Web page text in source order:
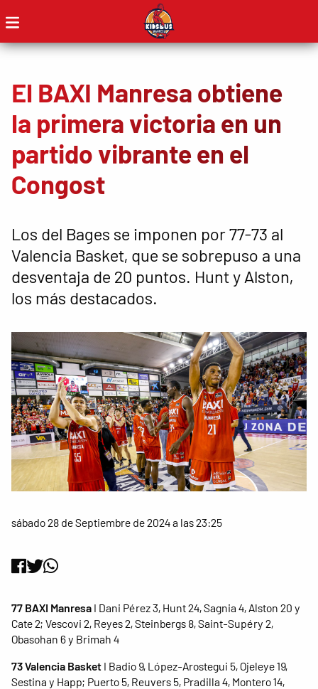
El BAXI Manresa obtiene
la primera victoria en un
partido vibrante en el
Congost
Los del Bages se imponen por 77-73 al
Valencia Basket, que se sobrepuso a una
desventaja de 20 puntos. Hunt y Alston,
los más destacados.
sábado 28 de Septiembre de 2024 a las 23:25
77 BAXI Manresa I Dani Pérez 3, Hunt 24, Sagnia 4, Alston 20 y
Cate 2; Vescovi 2, Reyes 2, Steinbergs 8, Saint-Supéry 2,
Obasohan 6 y Brimah 4
73 Valencia Basket I Badio 9, López-Arostegui 5, Ojeleye 19,
Sestina y Happ; Puerto 5, Reuvers 5, Pradilla 4, Montero 14,